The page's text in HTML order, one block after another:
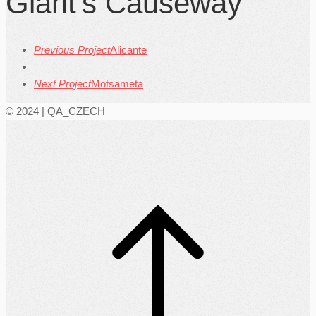
Previous ProjectAlicante
Next ProjectMotsameta
© 2024 | QA_CZECH